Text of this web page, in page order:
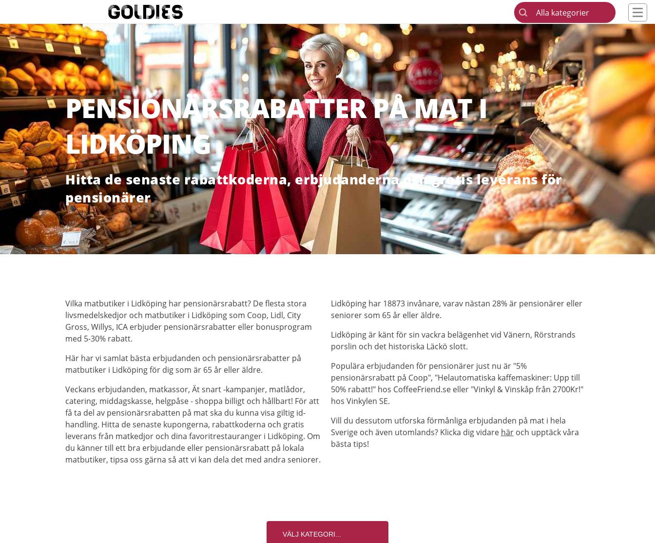
Alla kategorier
PENSIONÄRSRABATTER PÅ MAT I
LIDKÖPING
Hitta de senaste rabattkoderna, erbjudanderna och gratis leverans för
pensionärer
Vilka matbutiker i Lidköping har pensionärsrabatt? De flesta stora
livsmedelskedjor och matbutiker i Lidköping som Coop, Lidl, City
Gross, Willys, ICA erbjuder pensionärsrabatter eller bonusprogram
med 5-30% rabatt.
Här har vi samlat bästa erbjudanden och pensionärsrabatter på
matbutiker i Lidköping för dig som är 65 år eller äldre.
Veckans erbjudanden, matkassor, Ät snart -kampanjer, matlådor,
catering, middagskasse, helgpåse - shoppa billigt och hållbart! För att
få ta del av pensionärsrabatten på mat ska du kunna visa giltig id-
handling. Hitta de senaste kupongerna, rabattkoderna och gratis
leverans från matkedjor och dina favoritrestauranger i Lidköping. Om
du känner till ett bra erbjudande eller pensionärsrabatt på lokala
matbutiker, tipsa oss gärna så att vi kan dela det med andra seniorer.
Lidköping har 18873 invånare, varav nästan 28% är pensionärer eller
seniorer som 65 år eller äldre.
Lidköping är känt för sin vackra belägenhet vid Vänern, Rörstrands
porslin och det historiska Läckö slott.
Populära erbjudanden för pensionärer just nu är "5%
pensionärsrabatt på Coop", "Helautomatiska kaffemaskiner: Upp till
50% rabatt!" hos CoffeeFriend.se eller "Vinkyl & Vinskåp från 2700Kr!"
hos Vinkylen SE.
Vill du dessutom utforska förmånliga erbjudanden på mat i hela
Sverige och även utomlands? Klicka dig vidare häroch upptäck våra
bästa tips!